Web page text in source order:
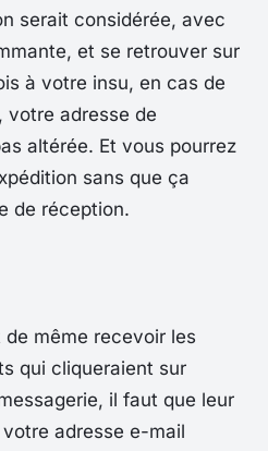
serait considérée, avec
et se retrouver sur
à votre insu, en cas de
votre adresse de
altérée. Et vous pourrez
sans que ça
de réception.
même recevoir les
qui cliqueraient sur
il faut que leur
votre adresse e-mail